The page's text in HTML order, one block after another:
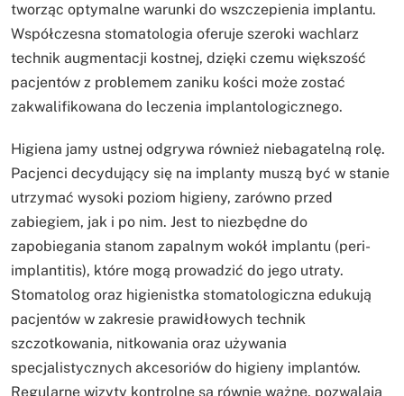
tworząc optymalne warunki do wszczepienia implantu.
Współczesna stomatologia oferuje szeroki wachlarz
technik augmentacji kostnej, dzięki czemu większość
pacjentów z problemem zaniku kości może zostać
zakwalifikowana do leczenia implantologicznego.
Higiena jamy ustnej odgrywa również niebagatelną rolę.
Pacjenci decydujący się na implanty muszą być w stanie
utrzymać wysoki poziom higieny, zarówno przed
zabiegiem, jak i po nim. Jest to niezbędne do
zapobiegania stanom zapalnym wokół implantu (peri-
implantitis), które mogą prowadzić do jego utraty.
Stomatolog oraz higienistka stomatologiczna edukują
pacjentów w zakresie prawidłowych technik
szczotkowania, nitkowania oraz używania
specjalistycznych akcesoriów do higieny implantów.
Regularne wizyty kontrolne są równie ważne, pozwalają